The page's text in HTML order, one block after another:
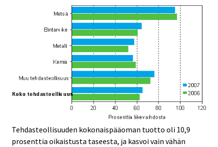
Tehdasteollisuuden kokonaispääoman tuotto oli 10,9
prosenttia oikaistusta taseesta, ja kasvoi vain vähän